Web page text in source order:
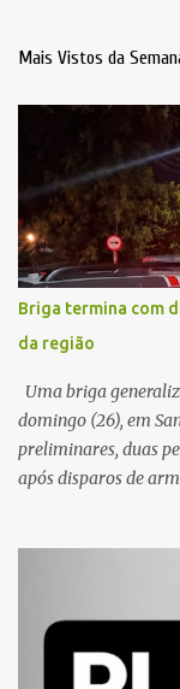
Mais Vistos da
Briga termina com
da região
Uma briga
domingo (26), em
preliminares, duas
após disparos de
diversos disparos.
três pessoas foram
foram divulgadas